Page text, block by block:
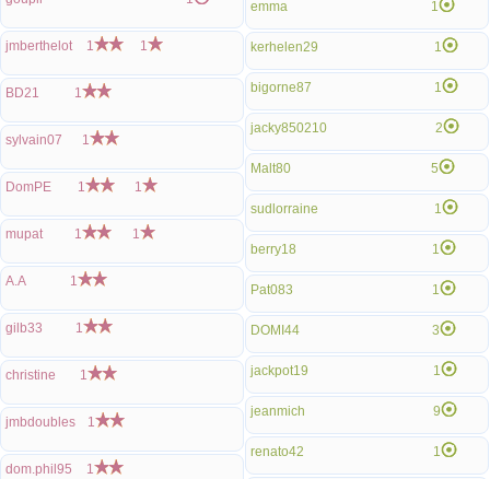
jmberthelot 1 1
BD21 1
sylvain07 1
DomPE 1 1
mupat 1 1
A.A 1
gilb33 1
christine 1
jmbdoubles 1
dom.phil95 1
emma 1
kerhelen29 1
bigorne87 1
jacky850210 2
Malt80 5
sudlorraine 1
berry18 1
Pat083 1
DOMI44 3
jackpot19 1
jeanmich 9
renato42 1